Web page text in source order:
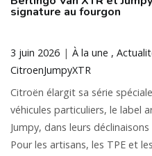
signature au fourgon
3 juin 2026 À la une
CitroenJumpyXTR
Citroën élargit sa série
véhicules particuliers, le label
Jumpy, dans leurs
Pour les artisans, les TPE et